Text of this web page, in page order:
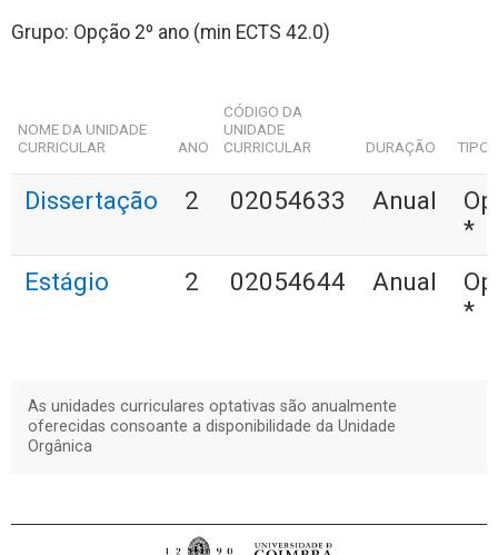
Grupo: Opção 2º ano (min ECTS 42.0)
NOME DA UNIDADE
CURRICULAR
ANO
CÓDIGO DA
UNIDADE
CURRICULAR
DURAÇÃO TIPO
Dissertação 2 02054633 Anual
*
Estágio
2 02054644 Anual
*
As unidades curriculares optativas são anualmente
oferecidas consoante a disponibilidade da Unidade
Orgânica